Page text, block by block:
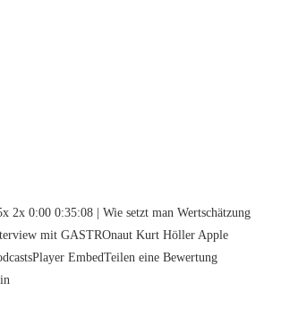
2x 0:00 0:35:08 | Wie setzt man Wertschätzung
mit GASTROnaut Kurt Höller Apple
EmbedTeilen eine Bewertung